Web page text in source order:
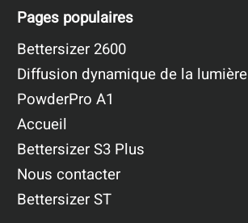
Pages populaires
Bettersizer 2600
Diffusion dynamique de la lumière
PowderPro A1
Accueil
Bettersizer S3 Plus
Nous contacter
Bettersizer ST